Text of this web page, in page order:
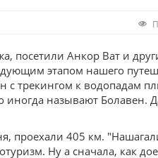
посетили Анкор Ват и
этапом нашего
с трекингом к водопадам
иногда называют Болавен.
проехали 405 км.
Ну а сначала, как